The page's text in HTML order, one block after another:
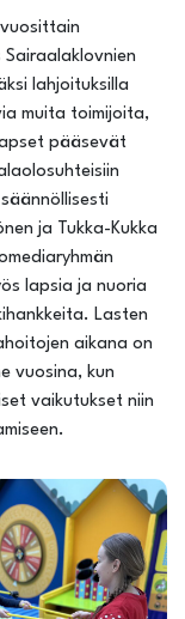
lahjoituksilla
muita toimijoita,
pääsevät
ja Tukka-Kukka
lapsia ja nuoria
Lasten
aikana on
vuosina, kun
vaikutukset niin